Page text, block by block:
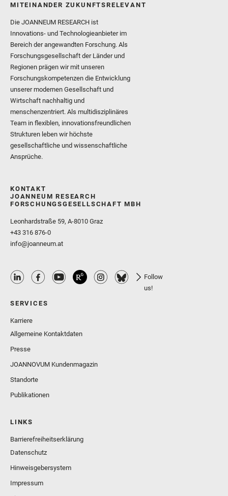
MITEINANDER ZUKUNFTSRELEVANT
Die JOANNEUM RESEARCH ist
Innovations- und Technologieanbieter im
Bereich der angewandten Forschung. Als
Forschungsgesellschaft der Länder und
Regionen prägen wir mit unseren
Forschungskompetenzen die Entwicklung
unserer modernen Gesellschaft und
Wirtschaft nachhaltig und
menschenzentriert. Als multidisziplinäres
Team in flexiblen, innovationsfreundlichen
Strukturen leben wir höchste
gesellschaftliche und wissenschaftliche
Ansprüche.
KONTAKT
JOANNEUM RESEARCH
FORSCHUNGSGESELLSCHAFT MBH
Leonhardstraße 59, A-8010 Graz
+43 316 876-0
info@joanneum.at
Follow
us!
SERVICES
Karriere
Allgemeine Kontaktdaten
Presse
JOANNOVUM Kundenmagazin
Standorte
Publikationen
LINKS
Barrierefreiheitserklärung
Datenschutz
Hinweisgebersystem
Impressum